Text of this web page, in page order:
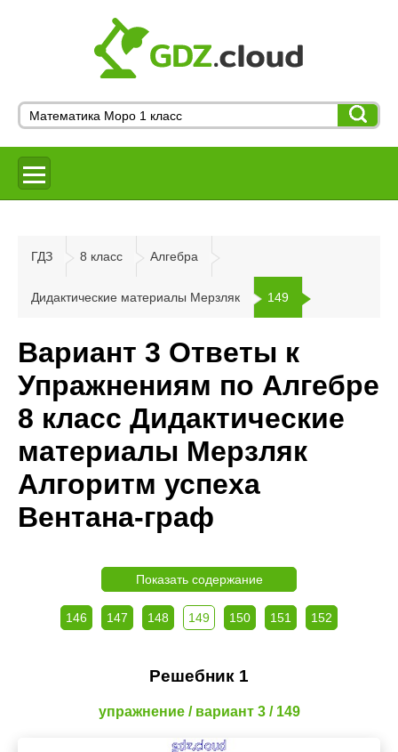
ГДЗ 8 класс Алгебра
Дидактические материалы Мерзляк 149
Вариант 3 Ответы к
Упражнениям по Алгебре
8 класс Дидактические
материалы Мерзляк
Алгоритм успеха
Вентана-граф
Показать содержание
146 147 148 149 150 151 152
Решебник 1
упражнение / вариант 3 / 149